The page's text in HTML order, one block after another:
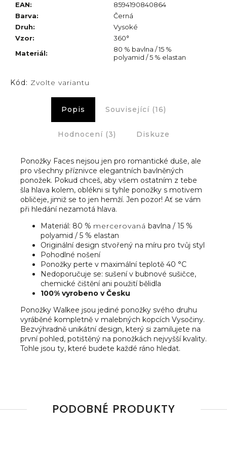
EAN:
8594190840864
Barva:
Černá
Druh:
Vysoké
Vzor:
360°
Materiál:
80 % bavlna / 15 %
polyamid / 5 % elastan
Kód: Zvolte variantu
Popis Související (16)
Hodnocení (3) Diskuze
Ponožky Faces nejsou jen pro romantické duše, ale
pro všechny příznivce elegantních bavlněných
ponožek. Pokud chceš, aby všem ostatním z tebe
šla hlava kolem, oblékni si tyhle ponožky s motivem
obličeje, jimiž se to jen hemží. Jen pozor! Ať se vám
při hledání nezamotá hlava.
Materiál: 80 % mercerovaná bavlna / 15 %
polyamid / 5 % elastan
Originální design stvořený na míru pro tvůj styl
Pohodlné nošení
Ponožky perte v maximální teplotě 40 °C
Nedoporučuje se: sušení v bubnové sušičce,
chemické čištění ani použití bělidla
100% vyrobeno v Česku
Ponožky Walkee jsou jediné ponožky svého druhu
vyráběné kompletně v malebných kopcích Vysočiny.
Bezvýhradně unikátní design, který si zamilujete na
první pohled, potištěný na ponožkách nejvyšší kvality.
Tohle jsou ty, které budete každé ráno hledat.
PODOBNÉ PRODUKTY